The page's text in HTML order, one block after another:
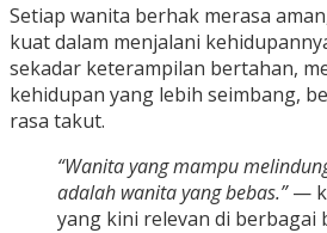
Setiap wanita berhak merasa
kuat dalam menjalani
sekadar keterampilan bertahan,
kehidupan yang lebih seimbang,
rasa takut.
“Wanita yang mampu
adalah wanita yang bebas.”—
yang kini relevan di berbagai